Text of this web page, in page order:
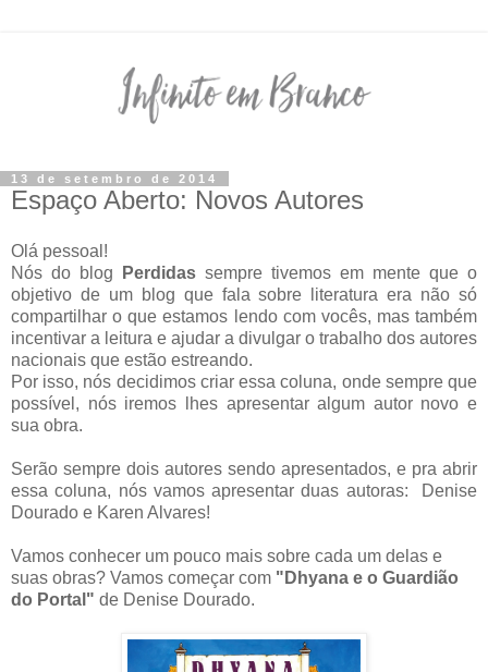
13 de setembro de 2014
Espaço Aberto: Novos Autores
Olá pessoal!
Nós do blog
Perdidas sempre tivemos em mente que o
objetivo de um blog que fala sobre literatura era não só
compartilhar o que estamos lendo com vocês, mas também
incentivar a leitura e ajudar a divulgar o trabalho dos autores
nacionais que estão estreando.
Por isso, nós decidimos criar essa coluna, onde sempre que
possível, nós iremos lhes apresentar algum autor novo e
sua obra.
Serão sempre dois autores sendo apresentados, e pra abrir
essa coluna, nós vamos apresentar duas autoras: Denise
Dourado e Karen Alvares!
Vamos conhecer um pouco mais sobre cada um delas e
suas obras? Vamos começar com "Dhyana e o Guardião
do Portal" de Denise Dourado.